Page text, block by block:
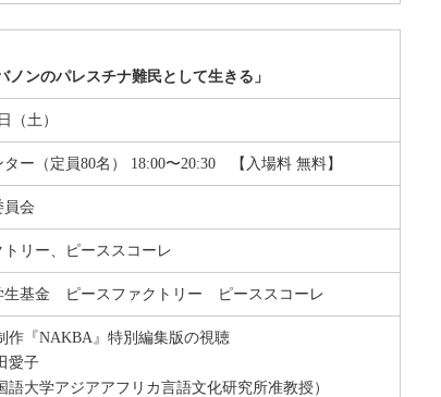
ノンのパレスチナ難民として生きる」
（土）
ー（定員80名） 18:00〜20:30 【入場料 無料】
員会
トリー、ピーススコーレ
生基金 ピースファクトリー ピーススコーレ
『NAKBA』特別編集版の視聴
愛子
大学アジアアフリカ言語文化研究所准教授）